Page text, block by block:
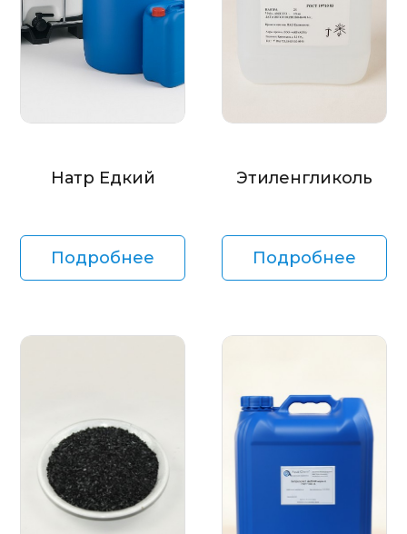
Натр Едкий
Подробнее
Этиленгликоль
Подробнее